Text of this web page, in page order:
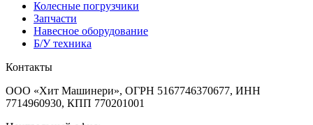
Колесные погрузчики
Запчасти
Навесное оборудование
Б/У техника
Контакты
ООО «Хит Машинери», ОГРН 5167746370677, ИНН
7714960930, КПП 770201001